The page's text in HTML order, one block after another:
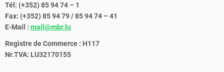
Tél: (+352) 85 94 74 – 1
Fax: (+352) 85 94 79 / 85 94 74 – 41
E-Mail : mail@mbr.lu
Registre de Commerce : H117
Nr.TVA: LU32170155